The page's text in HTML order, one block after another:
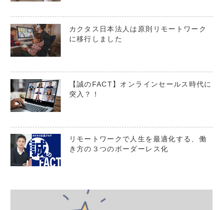
カクタス日本法人は原則リモートワーク
に移行しました
【誠のFACT】オンラインセールス時代に
突入？！
リモートワークで人生を最適化する、働
き方の３つのボーダーレス化